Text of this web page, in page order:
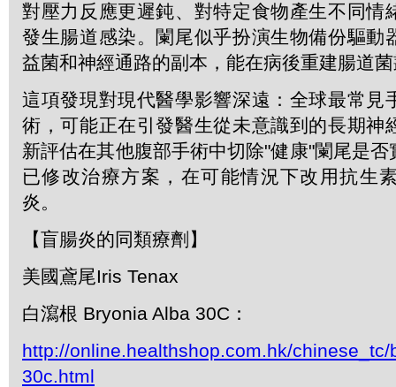
對壓力反應更遲鈍、對特定食物產生不同情
發生腸道感染。闌尾似乎扮演生物備份驅動
益菌和神經通路的副本，能在病後重建腸道
這項發現對現代醫學影響深遠：全球最常見
術，可能正在引發醫生從未意識到的長期神
新評估在其他腹部手術中切除"健康"闌尾是
已修改治療方案，在可能情況下改用抗生
炎。
【盲腸炎的同類療劑】
美國鳶尾Iris Tenax
白瀉根 Bryonia Alba 30C：
http://online.healthshop.com.hk/chinese_tc/
30c.html